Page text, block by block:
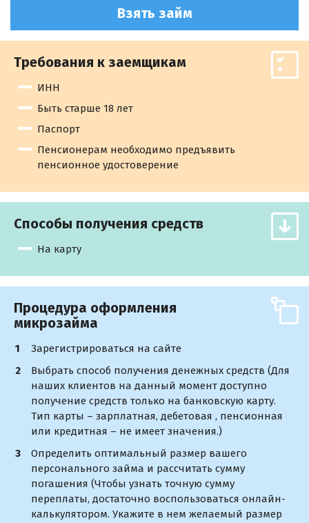
Взять займ
Требования к заемщикам
ИНН
Быть старше 18 лет
Паспорт
Пенсионерам необходимо предъявить
пенсионное удостоверение
Способы получения средств
На карту
Процедура оформления
микрозайма
Зарегистрироваться на сайте
Выбрать способ получения денежных средств (Для
наших клиентов на данный момент доступно
получение средств только на банковскую карту.
Тип карты – зарплатная, дебетовая , пенсионная
или кредитная – не имеет значения.)
Определить оптимальный размер вашего
персонального займа и рассчитать сумму
погашения (Чтобы узнать точную сумму
переплаты, достаточно воспользоваться онлайн-
калькулятором. Укажите в нем желаемый размер